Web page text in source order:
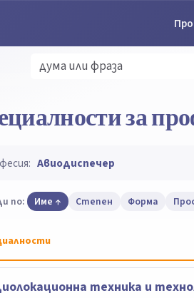
за
Авиодиспечер
по: Име Степен Форма
техника и